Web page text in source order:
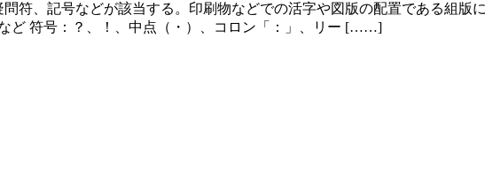
符、記号などが該当する。印刷物などでの活字や図版の配置である組版
ど 符号：？、！、中点（・）、コロン「：」、リー [……]